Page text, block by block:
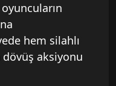
hem silahlı
dövüş aksiyonu